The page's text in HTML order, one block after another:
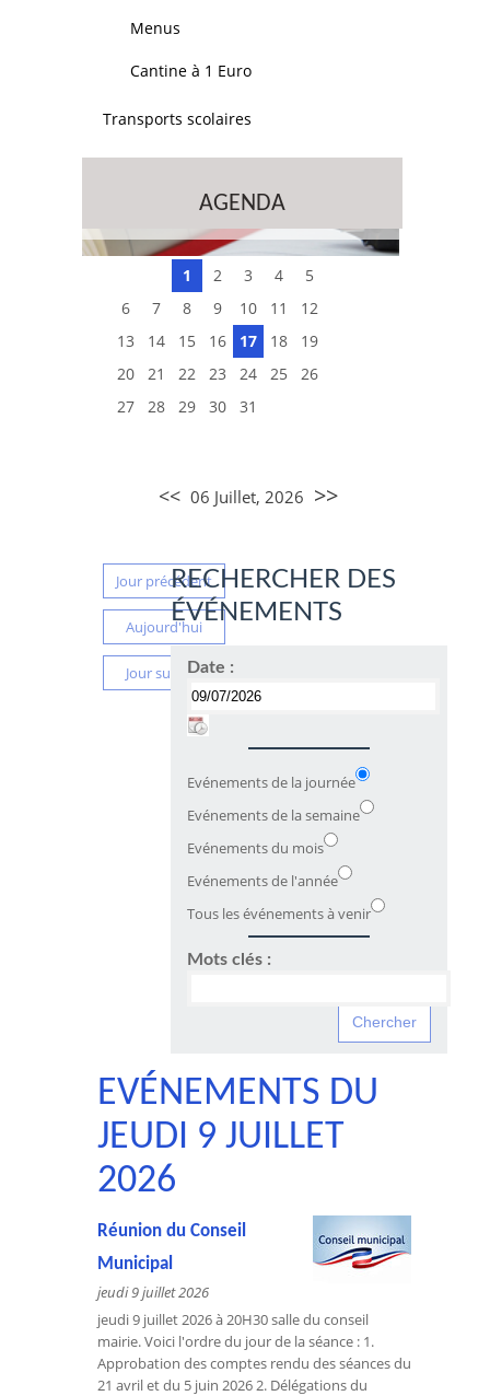
Menus
Cantine à 1 Euro
Transports scolaires
AGENDA
1 2 3 4
5
6
7 8 9 10 11
12
13
14 15 16 17 18
19
20
21 22 23 24 25
26
27
28 29 30 31
<< 06 Juillet, 2026 >>
Jour précédent
Aujourd'hui
Jour suivant
RECHERCHER DES
ÉVÉNEMENTS
Date :
Evénements de la journée
Evénements de la semaine
Evénements du mois
Evénements de l'année
Tous les événements à venir
Mots clés :
EVÉNEMENTS DU
JEUDI 9 JUILLET
2026
Réunion du Conseil
Municipal
jeudi 9 juillet 2026
jeudi 9 juillet 2026 à 20H30 salle du conseil
mairie. Voici l'ordre du jour de la séance : 1.
Approbation des comptes rendu des séances du
21 avril et du 5 juin 2026 2. Délégations du